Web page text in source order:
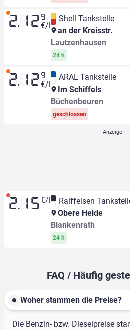
2.12 9
€/l
Shell Tankstelle
an der Kreisstr.
Lautzenhausen
24 h
2.12 9
€/l
ARAL Tankstelle
Im Schiffels
Büchenbeuren
geschlossen
2.15€/l
Raiffeisen
Obere Heide
Blankenrath
24 h
FAQ / Häufig
Woher stammen die Preise?
Die Benzin- bzw. Dieselpreise